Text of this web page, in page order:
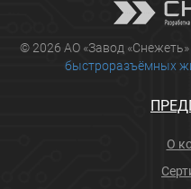
© 2026 АО «Завод «Снежеть»
быстроразъёмных
О